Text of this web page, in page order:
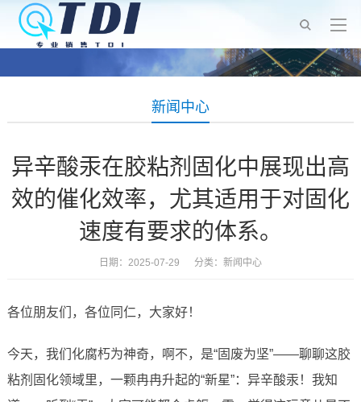
新闻中心
异辛酸汞在胶粘剂固化中展现出高
效的催化效率，尤其适用于对固化
速度有要求的体系。
日期：2025-07-29 分类： 新闻中心
各位朋友们，各位同仁，大家好！
今天，我们化腐朽为神奇，啊不，是“固废为坚”——聊聊这胶
粘剂固化领域里，一颗冉冉升起的“新星”：异辛酸汞！我知